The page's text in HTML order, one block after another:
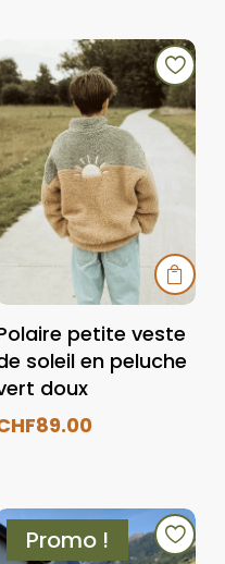

petite veste
soleil en peluche
doux
89.00
Promo !